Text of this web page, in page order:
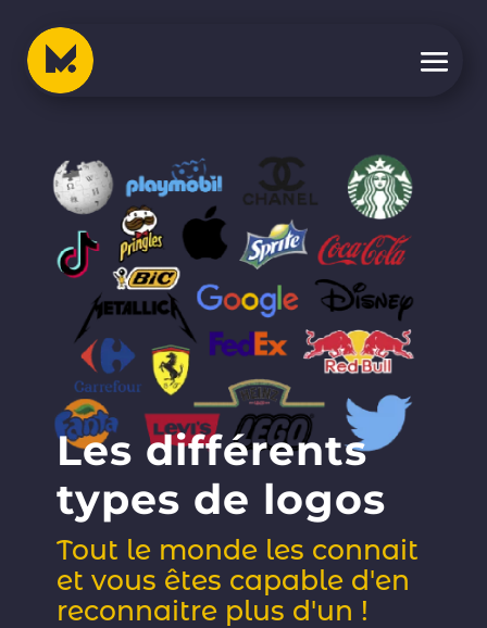
Les différents
types de logos
Tout le monde les connait
et vous êtes capable d'en
reconnaitre plus d'un !